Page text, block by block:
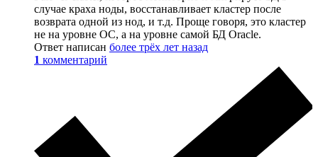
случае краха ноды, восстанавливает кластер после
возврата одной из нод, и т.д. Проще говоря, это кластер
не на уровне ОС, а на уровне самой БД Oracle.
Ответ написан более трёх лет назад
1 комментарий